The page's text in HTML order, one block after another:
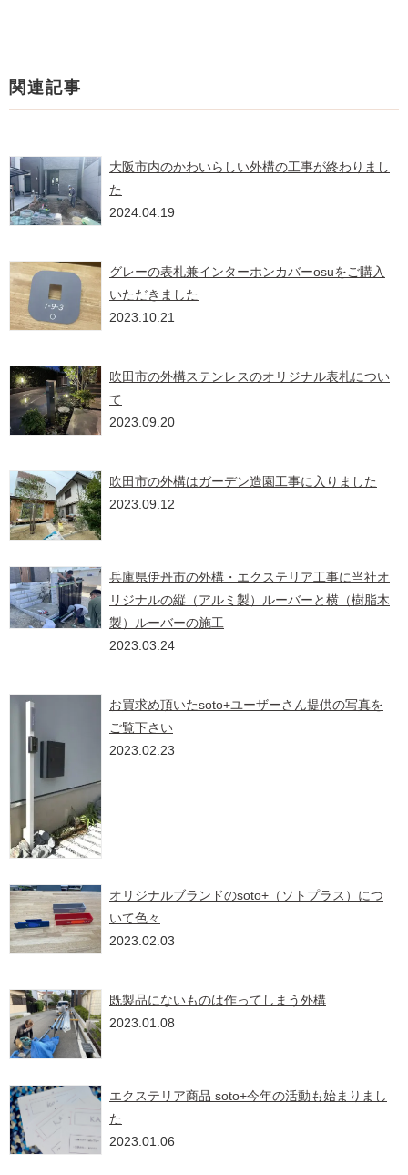
関連記事
大阪市内のかわいらしい外構の工事が終わりまし
た
2024.04.19
グレーの表札兼インターホンカバーosuをご購入
いただきました
2023.10.21
吹田市の外構ステンレスのオリジナル表札につい
て
2023.09.20
吹田市の外構はガーデン造園工事に入りました
2023.09.12
兵庫県伊丹市の外構・エクステリア工事に当社オ
リジナルの縦（アルミ製）ルーバーと横（樹脂木
製）ルーバーの施工
2023.03.24
お買求め頂いたsoto+ユーザーさん提供の写真を
ご覧下さい
2023.02.23
オリジナルブランドのsoto+（ソトプラス）につ
いて色々
2023.02.03
既製品にないものは作ってしまう外構
2023.01.08
エクステリア商品 soto+今年の活動も始まりまし
た
2023.01.06